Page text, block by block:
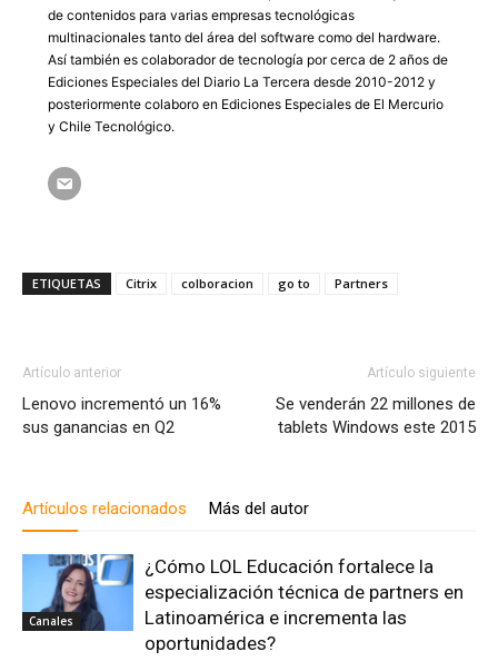
de contenidos para varias empresas tecnológicas
multinacionales tanto del área del software como del hardware.
Así también es colaborador de tecnología por cerca de 2 años de
Ediciones Especiales del Diario La Tercera desde 2010-2012 y
posteriormente colaboro en Ediciones Especiales de El Mercurio
y Chile Tecnológico.
ETIQUETAS Citrix colboracion go to Partners
Artículo anterior
Lenovo incrementó un 16%
sus ganancias en Q2
Artículo siguiente
Se venderán 22 millones de
tablets Windows este 2015
Artículos relacionados Más del autor
Canales
¿Cómo LOL Educación fortalece la
especialización técnica de partners en
Latinoamérica e incrementa las
oportunidades?